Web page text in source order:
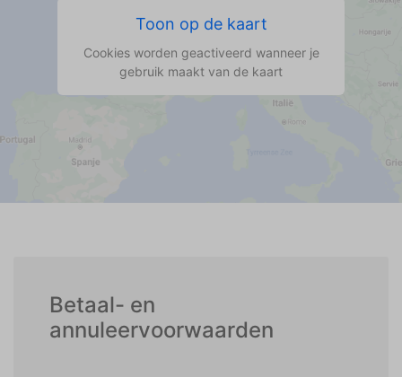
Toon op de kaart
Cookies worden geactiveerd wanneer je
gebruik maakt van de kaart
Betaal- en
annuleervoorwaarden